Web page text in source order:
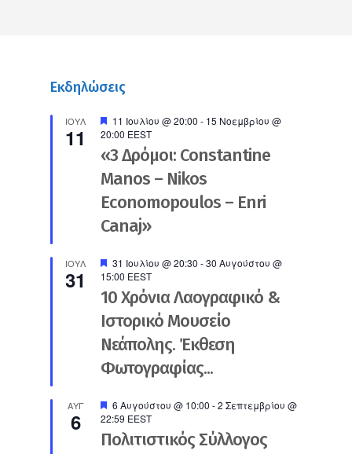
Εκδηλώσεις
ΙΟΎΛ
11
Προτεινόμενο
11 Ιουλίου @ 20:00 - 15 Νοεμβρίου @
20:00 EEST
«3 Δρόμοι: Constantine
Manos – Nikos
Economopoulos – Enri
Canaj»
ΙΟΎΛ
31
Προτεινόμενο
31 Ιουλίου @ 20:30 -30 Αυγούστου @
15:00 EEST
10 Χρόνια Λαογραφικό &
Ιστορικό Μουσείο
Νεάπολης. Έκθεση
Φωτογραφίας...
ΑΥΓ
6
Προτεινόμενο
6 Αυγούστου @ 10:00 -2 Σεπτεμβρίου @
22:59 EEST
Πολιτιστικός Σύλλογος